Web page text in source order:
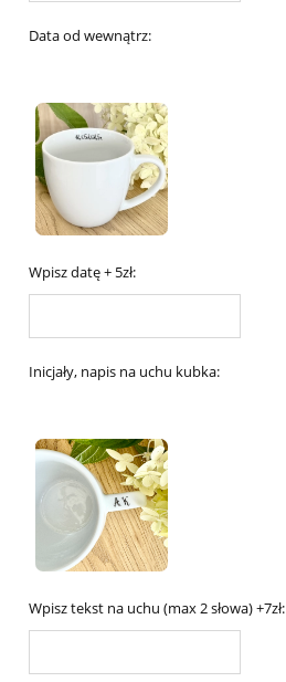
Data od wewnątrz:
Wpisz datę + 5zł:
Inicjały, napis na uchu kubka:
Wpisz tekst na uchu (max 2 słowa) +7zł: